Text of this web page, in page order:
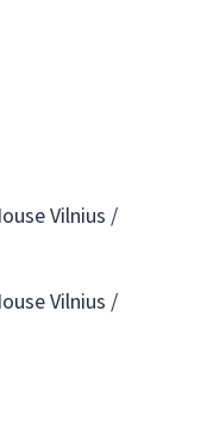
Vilnius /
Vilnius /